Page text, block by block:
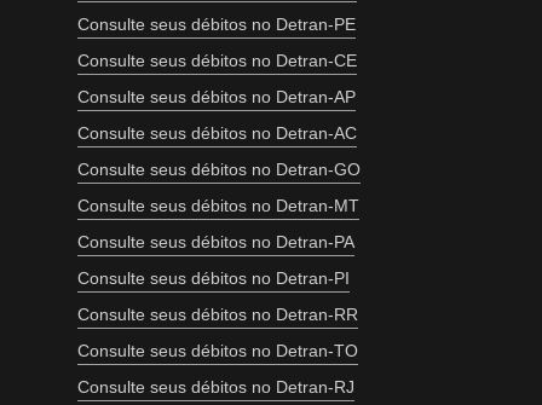
Consulte seus débitos no Detran-PE
Consulte seus débitos no Detran-CE
Consulte seus débitos no Detran-AP
Consulte seus débitos no Detran-AC
Consulte seus débitos no Detran-GO
Consulte seus débitos no Detran-MT
Consulte seus débitos no Detran-PA
Consulte seus débitos no Detran-PI
Consulte seus débitos no Detran-RR
Consulte seus débitos no Detran-TO
Consulte seus débitos no Detran-RJ